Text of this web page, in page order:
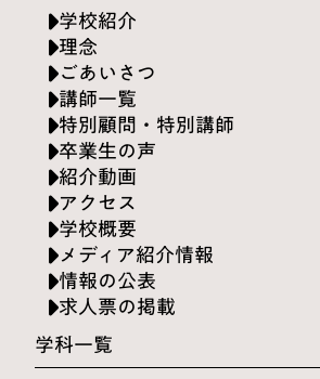
学校紹介
理念
ごあいさつ
講師一覧
特別顧問・特別講師
卒業生の声
紹介動画
アクセス
学校概要
メディア紹介情報
情報の公表
求人票の掲載
学科一覧